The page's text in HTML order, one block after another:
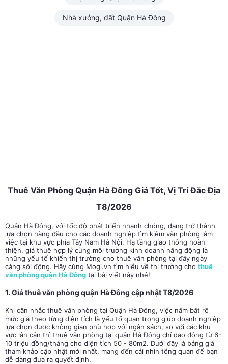
Nhà xưởng, đất Quận Hà Đông
Thuê Văn Phòng Quận Hà Đông Giá Tốt, Vị Trí Đắc Địa
T8/2026
Quận Hà Đông, với tốc độ phát triển nhanh chóng, đang trở thành
lựa chọn hàng đầu cho các doanh nghiệp tìm kiếm văn phòng làm
việc tại khu vực phía Tây Nam Hà Nội. Hạ tầng giao thông hoàn
thiện, giá thuê hợp lý cùng môi trường kinh doanh năng động là
những yếu tố khiến thị trường cho thuê văn phòng tại đây ngày
càng sôi động. Hãy cùng Mogi.vn tìm hiểu về thị trường cho thuê
văn phòng quận Hà Đông tại bài viết này nhé!
1. Giá thuê văn phòng quận Hà Đông cập nhật T8/2026
Khi cân nhắc thuê văn phòng tại Quận Hà Đông, việc nắm bắt rõ
mức giá theo từng diện tích là yếu tố quan trọng giúp doanh nghiệp
lựa chọn được không gian phù hợp với ngân sách, so với các khu
vực lân cận thì thuê văn phòng tại quận Hà Đông chỉ dao động từ 6-
10 triệu đồng/tháng cho diện tích 50 - 80m2. Dưới đây là bảng giá
tham khảo cập nhật mới nhất, mang đến cái nhìn tổng quan để bạn
dễ dàng đưa ra quyết định.